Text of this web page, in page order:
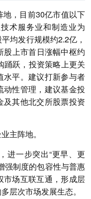
，目前30亿市值以下
术服务业和制造业为
均发行规模约2.2亿，
股上市首日涨幅中枢约
踊跃，投资策略上更关
水平。建议打新参与者
动性管理，建议基金投
及其他北交所股票投资
主阵地。
进一步突出“更早、更
强制度的包容性与普惠
市场互联互通，形成层
层次市场发展生态。